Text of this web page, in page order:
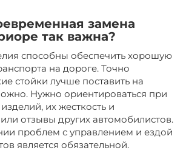
замена
так важна?
способны обеспечить хорошую
на дороге. Точно
стойки лучше поставить на
Нужно ориентироваться при
их жесткость и
отзывы других автомобилистов.
проблем с управлением и ездой
является обязательной.